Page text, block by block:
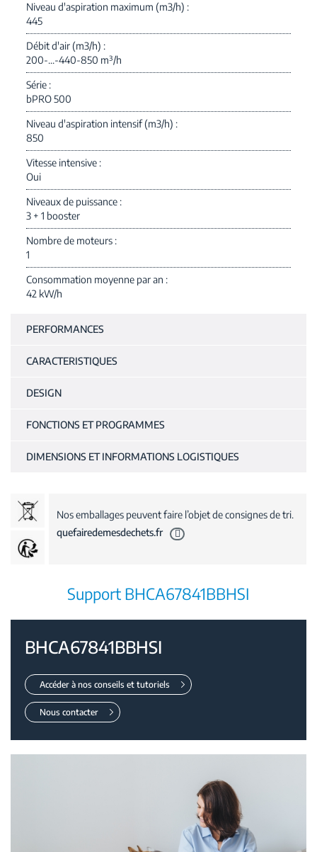
Niveau d'aspiration maximum (m3/h)
445
Débit d'air (m3/h)
200-...-440-850 m³/h
Série
bPRO 500
Niveau d'aspiration intensif (m3/h)
850
Vitesse intensive
Oui
Niveaux de puissance
3 + 1 booster
Nombre de moteurs
1
Consommation moyenne par an
42 kW/h
PERFORMANCES
CARACTERISTIQUES
DESIGN
FONCTIONS ET PROGRAMMES
DIMENSIONS ET INFORMATIONS LOGISTIQUES
Nos emballages peuvent faire l’objet de consignes de tri.
quefairedemesdechets.fr
Support BHCA67841BBHSI
BHCA67841BBHSI
Accéder à nos conseils et tutoriels
Nous contacter